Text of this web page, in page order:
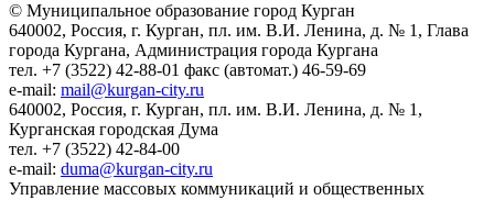
© Муниципальное образование город Курган
640002, Россия, г. Курган, пл. им. В.И. Ленина, д. № 1, Глава
города Кургана, Администрация города Кургана
тел. +7 (3522) 42-88-01 факс (автомат.) 46-59-69
e-mail: mail@kurgan-city.ru
640002, Россия, г. Курган, пл. им. В.И. Ленина, д. № 1,
Курганская городская Дума
тел. +7 (3522) 42-84-00
e-mail: duma@kurgan-city.ru
Управление массовых коммуникаций и общественных